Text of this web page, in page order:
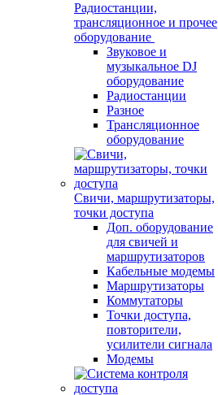
Радиостанции,
трансляционное и прочее
оборудование
Звуковое и
музыкальное DJ
оборудование
Радиостанции
Разное
Трансляционное
оборудование
Свичи, маршрутизаторы,
точки доступа
Доп. оборудование
для свичей и
маршрутизаторов
Кабельные модемы
Маршрутизаторы
Коммутаторы
Точки доступа,
повторители,
усилители сигнала
Модемы